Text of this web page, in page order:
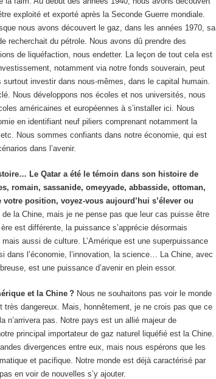
exploité et exporté après la Seconde Guerre mondiale.
nous avons découvert le gaz, dans les années 1970, sa
recherchait du pétrole. Nous avons dû prendre des
de liquéfaction, nous endetter. La leçon de tout cela est
notamment via notre fonds souverain, peut
investir dans nous-mêmes, dans le capital humain.
Nous développons nos écoles et nos universités, nous
américaines et européennes à s’installer ici. Nous
en identifiant neuf piliers comprenant notamment la
Nous sommes confiants dans notre économie, qui est
dans l’avenir.
Le Qatar a été le témoin dans son histoire de
romain, sassanide, omeyyade, abbasside, ottoman,
position, voyez-vous aujourd’hui s’élever ou
de la Chine, mais je ne pense pas que leur cas puisse être
est différente, la puissance s’apprécie désormais
aussi de culture. L’Amérique est une superpuissance
dans l’économie, l’innovation, la science… La Chine, avec
est une puissance d’avenir en plein essor.
et la Chine ? Nous ne souhaitons pas voir le monde
dangereux. Mais, honnêtement, je ne crois pas que ce
n’arrivera pas. Notre pays est un allié majeur de
principal importateur de gaz naturel liquéfié est la Chine.
divergences entre eux, mais nous espérons que les
et pacifique. Notre monde est déjà caractérisé par
en voir de nouvelles s’y ajouter.